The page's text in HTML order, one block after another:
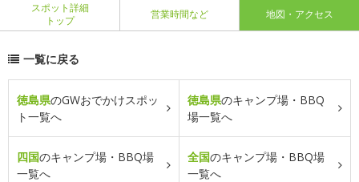
スポット詳細
トップ
営業時間など 地図・アクセス
一覧に戻る
徳島県のGWおでかけスポッ
ト一覧へ
徳島県のキャンプ場・BBQ
場一覧へ
四国のキャンプ場・BBQ場
一覧へ
全国のキャンプ場・BBQ場
一覧へ